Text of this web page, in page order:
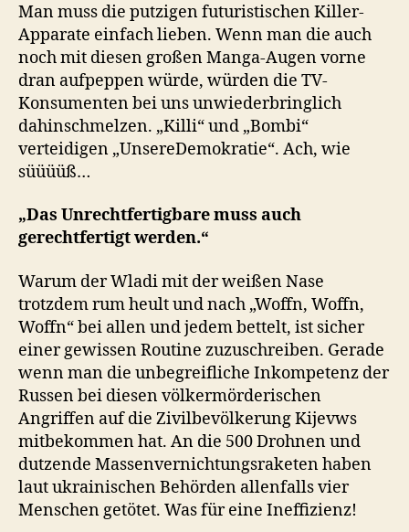
Man muss die putzigen futuristischen Killer-
Apparate einfach lieben. Wenn man die auch
noch mit diesen großen Manga-Augen vorne
dran aufpeppen würde, würden die TV-
Konsumenten bei uns unwiederbringlich
dahinschmelzen. „Killi“ und „Bombi“
verteidigen „UnsereDemokratie“. Ach, wie
süüüüß…
„Das Unrechtfertigbare muss auch
gerechtfertigt werden.“
Warum der Wladi mit der weißen Nase
trotzdem rum heult und nach „Woffn, Woffn,
Woffn“ bei allen und jedem bettelt, ist sicher
einer gewissen Routine zuzuschreiben. Gerade
wenn man die unbegreifliche Inkompetenz der
Russen bei diesen völkermörderischen
Angriffen auf die Zivilbevölkerung Kijevws
mitbekommen hat. An die 500 Drohnen und
dutzende Massenvernichtungsraketen haben
laut ukrainischen Behörden allenfalls vier
Menschen getötet. Was für eine Ineffizienz!